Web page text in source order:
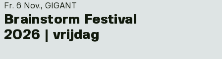
Fr. 6 Nov., GIGANT
Brainstorm Festival
2026 | vrijdag